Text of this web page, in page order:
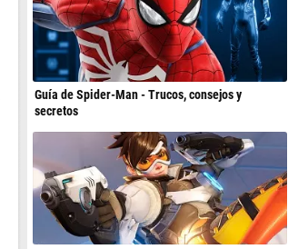
Guía de Spider-Man - Trucos, consejos y
secretos